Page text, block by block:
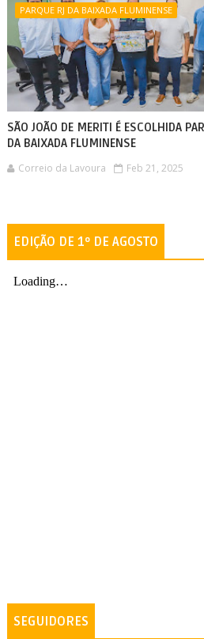
PARQUE RJ DA BAIXADA FLUMINENSE
SÃO JOÃO DE MERITI É ESCOLHIDA
DA BAIXADA FLUMINENSE
Correio da Lavoura Feb 21, 2025
EDIÇÃO DE 1º DE AGOSTO
SEGUIDORES